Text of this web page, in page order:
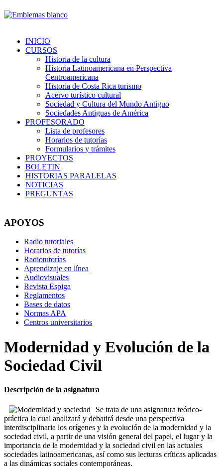
INICIO
CURSOS
Historia de la cultura
Historia Latinoamericana en Perspectiva
Centroamericana
Historia de Costa Rica turismo
Acervo turístico cultural
Sociedad y Cultura del Mundo Antiguo
Sociedades Antiguas de América
PROFESORADO
Lista de profesores
Horarios de tutorías
Formularios y trámites
PROYECTOS
BOLETIN
HISTORIAS PARALELAS
NOTICIAS
PREGUNTAS
APOYOS
Radio tutoriales
Horarios de tutorías
Radiotutorías
Aprendizaje en línea
Audiovisuales
Revista Espiga
Reglamentos
Bases de datos
Normas APA
Centros universitarios
Modernidad y Evolución de la
Sociedad Civil
Descripción de la asignatura
Se trata de una asignatura teórico-
práctica la cual analizará y debatirá desde una perspectiva
interdisciplinaria los orígenes y la evolución de la modernidad y la
sociedad civil, a partir de una visión general del papel, el lugar y la
importancia de la modernidad y la sociedad civil en las actuales
sociedades latinoamericanas, así como sus lecturas críticas aplicadas
a las dinámicas sociales contemporáneas.